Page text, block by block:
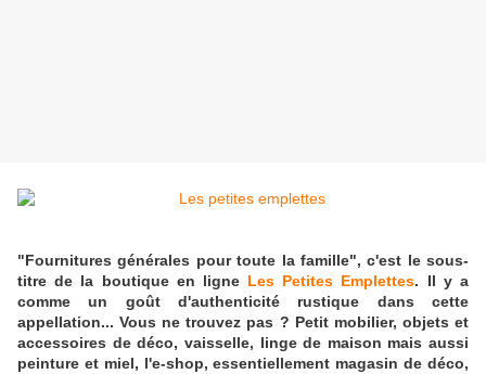
"Fournitures générales pour toute la famille", c'est le sous-
titre de la boutique en ligne Les Petites Emplettes. Il y a
comme un goût d'authenticité rustique dans cette
appellation... Vous ne trouvez pas ? Petit mobilier, objets et
accessoires de déco, vaisselle, linge de maison mais aussi
peinture et miel, l'e-shop, essentiellement magasin de déco,